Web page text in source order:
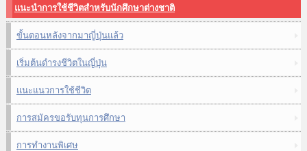
แนะนำการใช้ชีวิตสำหรับนักศึกษาต่างชาติ
ขั้นตอนหลังจากมาญี่ปุ่นแล้ว
เริ่มต้นดำรงชีวิตในญี่ปุ่น
แนะแนวการใช้ชีวิต
การสมัครขอรับทุนการศึกษา
การทำงานพิเศษ